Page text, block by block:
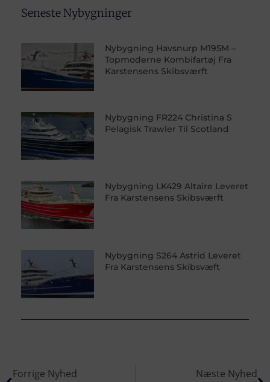
Seneste Nybygninger
Nybygning Havsnurp M195M –
Topmoderne Kombifartøj Fra
Karstensens Skibsværft
Nybygning FR224 Christina S
Pelagisk Trawler Til Scotland
Nybygning LK429 Altaire Leveret
Fra Karstensens Skibsværft
Nybygning S264 Astrid Leveret
Fra Karstensens Skibsvæft
Forrige Nyhed
Næste Nyhed